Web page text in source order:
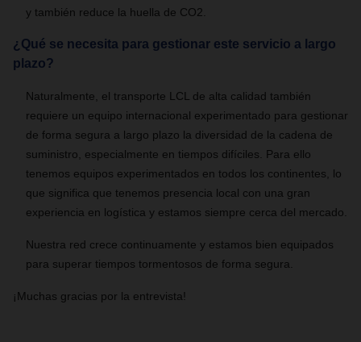
y también reduce la huella de CO2.
¿Qué se necesita para gestionar este servicio a largo
plazo?
Naturalmente, el transporte LCL de alta calidad también
requiere un equipo internacional experimentado para gestionar
de forma segura a largo plazo la diversidad de la cadena de
suministro, especialmente en tiempos difíciles. Para ello
tenemos equipos experimentados en todos los continentes, lo
que significa que tenemos presencia local con una gran
experiencia en logística y estamos siempre cerca del mercado.
Nuestra red crece continuamente y estamos bien equipados
para superar tiempos tormentosos de forma segura.
¡Muchas gracias por la entrevista!